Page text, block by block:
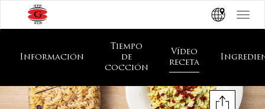
Toggle
Información
Tiempo
de
cocción
Vídeo
receta